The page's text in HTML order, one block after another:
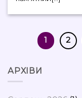
1 2
АРХІВИ